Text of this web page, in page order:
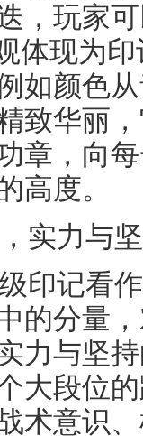
，玩家
体现为
如颜色
致华丽
章，向
高度。
实力与
印记看
的分量
力与坚
大段位
术意识